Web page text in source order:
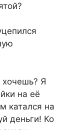
Я
на её
катался на
деньги! Ко